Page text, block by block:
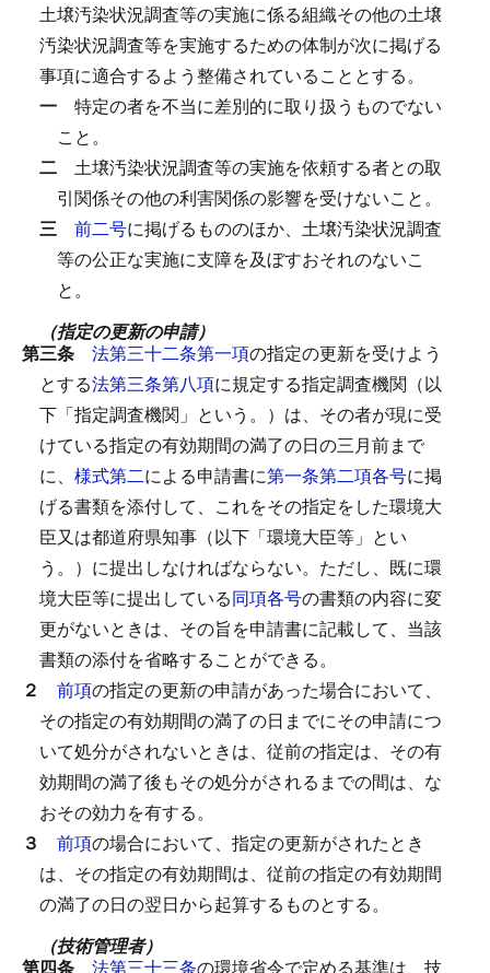
土壌汚染状況調査等の実施に係る組織その他の土壌
汚染状況調査等を実施するための体制が次に掲げる
事項に適合するよう整備されていることとする。
一 特定の者を不当に差別的に取り扱うものでない
こと。
二 土壌汚染状況調査等の実施を依頼する者との取
引関係その他の利害関係の影響を受けないこと。
三 前二号に掲げるもののほか、土壌汚染状況調査
等の公正な実施に支障を及ぼすおそれのないこ
と。
（指定の更新の申請）
第三条 法第三十二条第一項の指定の更新を受けよう
とする法第三条第八項に規定する指定調査機関（以
下「指定調査機関」という。）は、その者が現に受
けている指定の有効期間の満了の日の三月前まで
に、 様式第二による申請書に第一条第二項各号に掲
げる書類を添付して、これをその指定をした環境大
臣又は都道府県知事（以下「環境大臣等」とい
う。）に提出しなければならない。 ただし、既に環
境大臣等に提出している同項各号の書類の内容に変
更がないときは、その旨を申請書に記載して、当該
書類の添付を省略することができる。
２ 前項の指定の更新の申請があった場合において、
その指定の有効期間の満了の日までにその申請につ
いて処分がされないときは、従前の指定は、その有
効期間の満了後もその処分がされるまでの間は、な
おその効力を有する。
３ 前項の場合において、指定の更新がされたとき
は、その指定の有効期間は、従前の指定の有効期間
の満了の日の翌日から起算するものとする。
（技術管理者）
第四条 法第三十三条の環境省令で定める基準は、技